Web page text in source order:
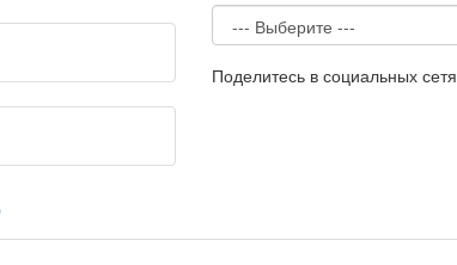
Поделитесь в социальных